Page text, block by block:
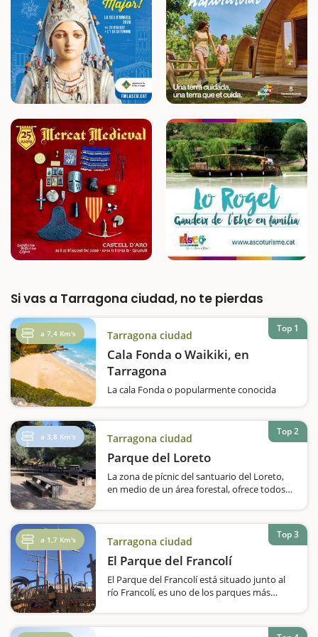
Si vas a Tarragona ciudad, no te pierdas
a 7,4 Km's Tarragona ciudad
Cala Fonda o Waikiki, en
Tarragona
La cala Fonda o popularmente conocida
duda la más espectacular de Tarragona. Una
playa paradisiaca en toda regla y que os
proponemos que visitéis y que disfrutéis…
Top 1
a 3,8 Km's Tarragona ciudad
Parque del Loreto
La zona de pícnic del santuario del Loreto,
en medio de un área forestal, ofrece todos
y agradables para hacer un pícnic en
Tarragona es el Parque del Loreto, junto…
Top 2
a 1,7 Km's Tarragona ciudad
El Parque del Francolí
El Parque del Francolí está situado junto al
río Francolí, es uno de los parques más
obligada para disfrutar del tiempo libre sin
Top 3